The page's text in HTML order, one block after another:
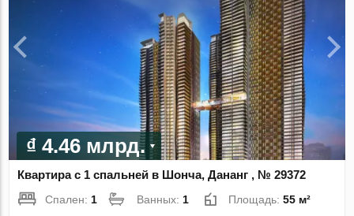
₫ 4.46 млрд.
Квартира с 1 спальней в Шонча, Дананг , № 29372
Спален: 1 Ванных: 1 Площадь:55 м²